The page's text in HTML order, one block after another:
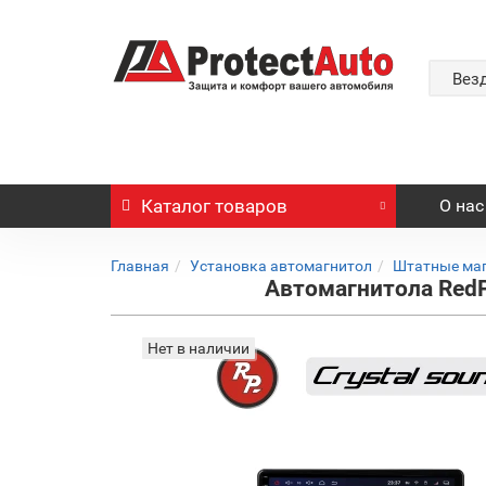
Каталог товаров О нас
Главная Установка автомагнитол Штатные
Автомагнитола
Нет в наличии